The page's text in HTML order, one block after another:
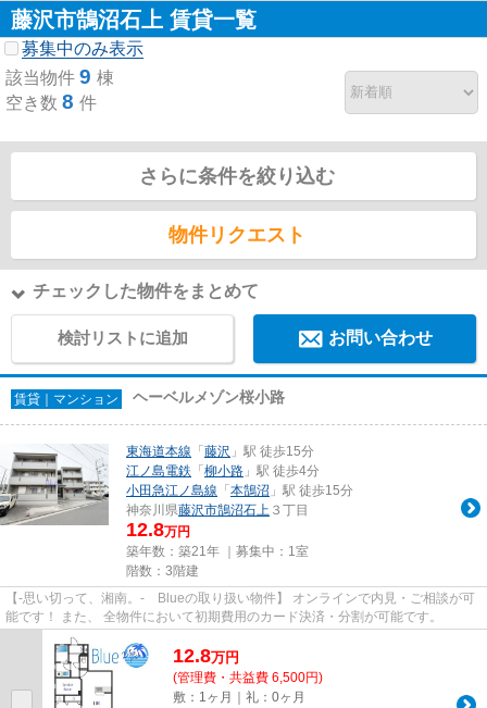
藤沢市鵠沼石上 賃貸一覧
募集中のみ表示
該当物件 9 棟
空き数 8 件
さらに条件を絞り込む
物件リクエスト
チェックした物件をまとめて
検討リストに追加 お問い合わせ
賃貸｜マンション ヘーベルメゾン桜小路
東海道本線 「 藤沢 」駅 徒歩15分
江ノ島電鉄 「 柳小路 」駅 徒歩4分
小田急江ノ島線 「 本鵠沼 」駅 徒歩15分
神奈川県藤沢市鵠沼石上 ３丁目
12.8万円
築年数：築21年 ｜募集中： 1室
階数：3階建
【-思い切って、湘南。- Blueの取り扱い物件】 オンラインで内見・ご相談が可
能です！ また、 全物件において初期費用のカード決済・分割が可能です。
12.8万円
(管理費・共益費 6,500円)
敷：1ヶ月｜礼：0ヶ月